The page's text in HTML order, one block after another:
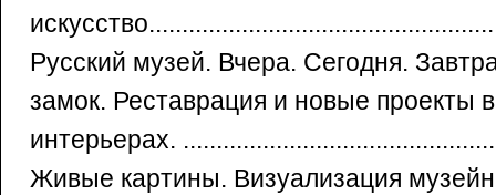
Русский музей. Вчера. Сегодня.
замок. Реставрация и новые проекты
интерьерах.
Живые картины. Визуализация